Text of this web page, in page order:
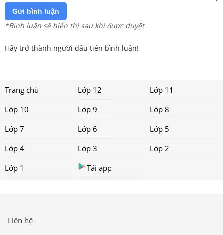
Gửi bình luận
*Bình luận sẽ hiển thị sau khi được duyệt
Hãy trở thành người đầu tiên bình luận!
Trang chủ Lớp 12
Lớp 11
Lớp 10
Lớp 9
Lớp 8
Lớp 7
Lớp 6
Lớp 5
Lớp 4
Lớp 3
Lớp 2
Lớp 1
Tải app
Liên hệ